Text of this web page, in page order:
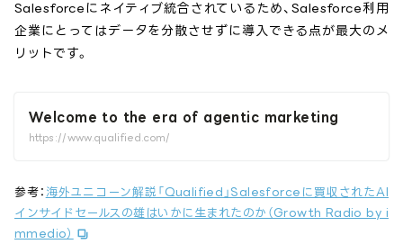
Salesforceにネイティブ統合されているため、Salesforce利用
企業にとってはデータを分散させずに導入できる点が最大のメ
リットです。
Welcome to the era of agentic marketing
https://www.qualified.com/
参考： 海外ユニコーン解説「Qualified」Salesforceに買収されたAI
インサイドセールスの雄はいかに生まれたのか（Growth Radio by i
mmedio）